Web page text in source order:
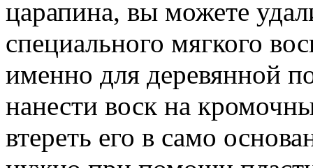
царапина, вы можете
специального мягкого
именно для деревянной
нанести воск на
втереть его в само